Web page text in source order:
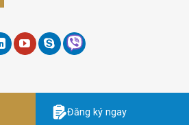
Thiết kế website Findme
Đăng ký ngay